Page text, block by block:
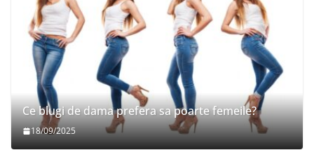
Ce blugi de dama prefera sa poarte femeile?
18/09/2025